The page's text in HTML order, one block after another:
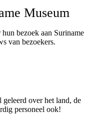
Museum
bezoek aan Suriname
van bezoekers.
geleerd over het land, de
personeel ook!